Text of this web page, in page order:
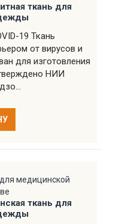
ткань для
19 Ткань
от вирусов и
для изготовления
НИИ
ткань для